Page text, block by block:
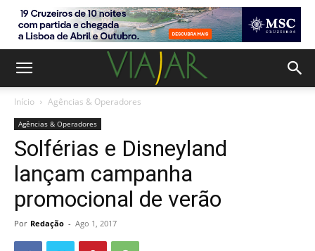
Início Agências & Operadores
Agências & Operadores
Solférias e Disneyland
lançam campanha
promocional de verão
Por Redação - Ago 1, 2017